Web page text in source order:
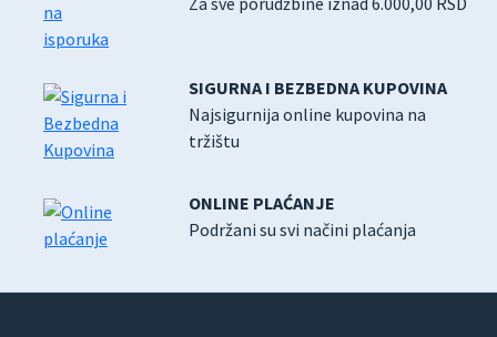
SIGURNA I BEZBEDNA KUPOVINA
Najsigurnija online kupovina na
tržištu
ONLINE PLAĆANJE
Podržani su svi načini plaćanja